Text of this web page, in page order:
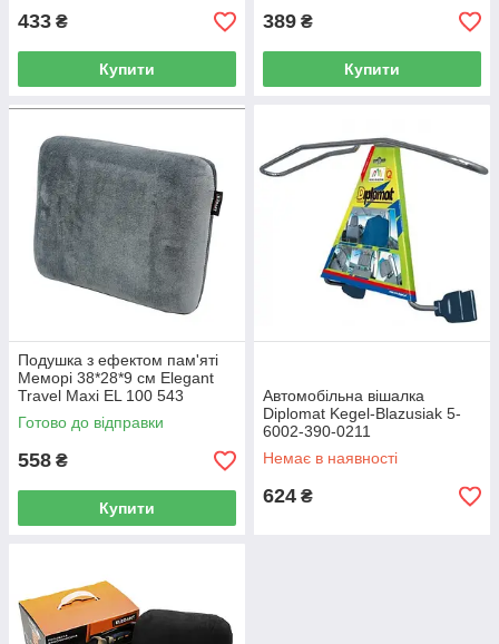
433 ₴
Купити
389 ₴
Купити
Подушка з ефектом пам'яті
Меморі 38*28*9 см Elegant
Travel Maxi EL 100 543
Готово до відправки
558 ₴
Купити
Автомобільна вішалка
Diplomat Kegel-Blazusiak 5-
6002-390-0211
Немає в наявності
624 ₴